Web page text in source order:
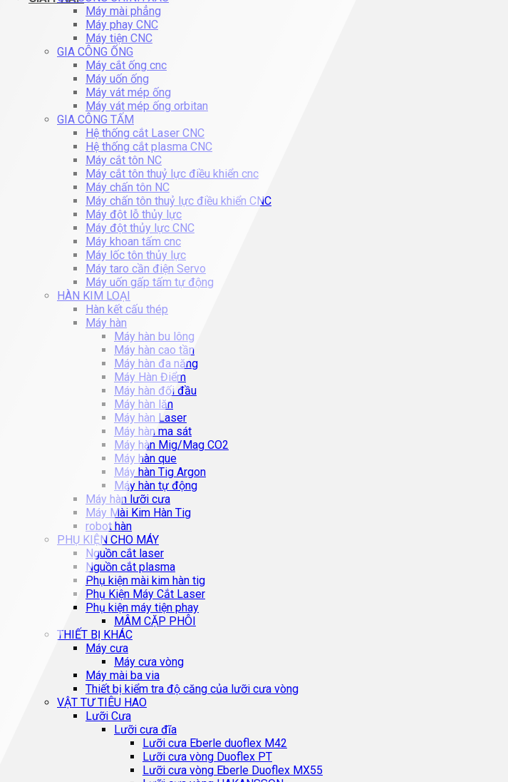
Máy mài phẳng
Máy phay CNC
Máy tiện CNC
GIA CÔNG ỐNG
Máy cắt ống cnc
Máy uốn ống
Máy vát mép ống
Máy vát mép ống orbitan
GIA CÔNG TẤM
Hệ thống cắt Laser CNC
Hệ thống cắt plasma CNC
Máy cắt tôn NC
Máy cắt tôn thuỷ lực điều khiển cnc
Máy chấn tôn NC
Máy chấn tôn thuỷ lực điều khiển CNC
Máy đột lỗ thủy lực
Máy đột thủy lực CNC
Máy khoan tấm cnc
Máy lốc tôn thủy lực
Máy taro cần điện Servo
Máy uốn gấp tấm tự động
HÀN KIM LOẠI
Hàn kết cấu thép
Máy hàn
Máy hàn bu lông
Máy hàn cao tần
Máy hàn đa năng
Máy Hàn Điểm
Máy hàn đối đầu
Máy hàn lăn
Máy hàn Laser
Máy hàn ma sát
Máy hàn Mig/Mag CO2
Máy hàn que
Máy hàn Tig Argon
Máy hàn tự động
Máy hàn lưỡi cưa
Máy Mài Kim Hàn Tig
robot hàn
PHỤ KIỆN CHO MÁY
Nguồn cắt laser
Nguồn cắt plasma
Phụ kiện mài kim hàn tig
Phụ Kiện Máy Cắt Laser
Phụ kiện máy tiện phay
MÂM CẶP PHÔI
THIẾT BỊ KHÁC
Máy cưa
Máy cưa vòng
Máy mài ba via
Thiết bị kiểm tra độ căng của lưỡi cưa vòng
VẬT TƯ TIÊU HAO
Lưỡi Cưa
Lưỡi cưa đĩa
Lưỡi cưa Eberle duoflex M42
Lưỡi cưa vòng Duoflex PT
Lưỡi cưa vòng Eberle Duoflex MX55